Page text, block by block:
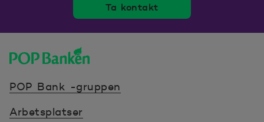
Ta kontakt
POP Bank -gruppen
Arbetsplatser